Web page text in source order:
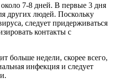
7-8 дней. В первые 3 дня
других людей. Поскольку
следует придерживаться
контакты с
больше недели, скорее всего,
инфекция и следует